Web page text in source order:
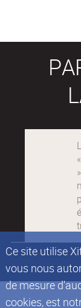
Ce site utilise
vous nous
de mesure
cookies, est